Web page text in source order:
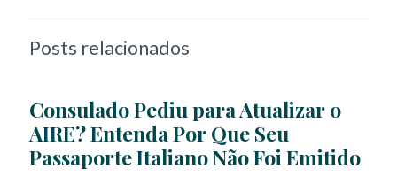
Posts relacionados
Consulado Pediu para Atualizar o
AIRE? Entenda Por Que Seu
Passaporte Italiano Não Foi Emitido